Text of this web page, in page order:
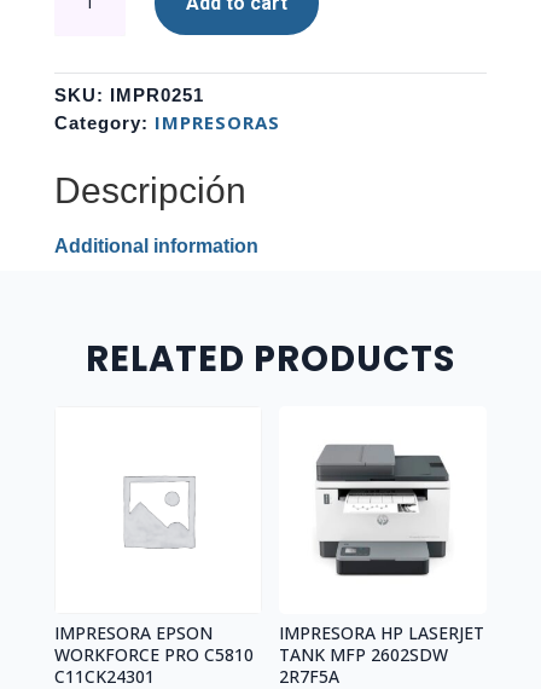
EPSON
MULTIFUNCIONAL
ADF
-
WIFI
quantity
SKU: IMPR0251
Category: IMPRESORAS
Descripción
Additional information
RELATED PRODUCTS
IMPRESORA EPSON
WORKFORCE PRO C5810
C11CK24301
IMPRESORA HP LASERJET
TANK MFP 2602SDW
2R7F5A